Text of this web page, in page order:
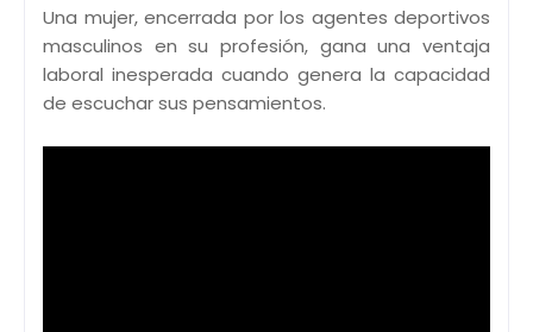
Una mujer, encerrada por los agentes deportivos
masculinos en su profesión, gana una ventaja
laboral inesperada cuando genera la capacidad
de escuchar sus pensamientos.